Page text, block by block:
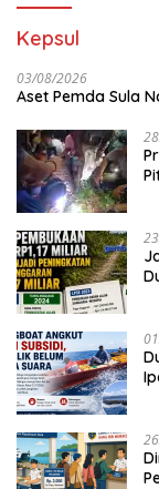
Kepsul
03/08/2026
Aset Pemda Sula